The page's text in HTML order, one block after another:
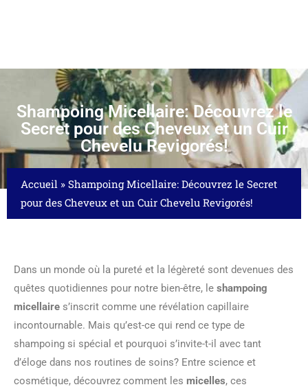
Shampoing Micellaire: Découvrez le
Secret pour des Cheveux et un Cuir
Chevelu Revigorés!
Accueil » Shampoing Micellaire: Découvrez le Secret
pour des Cheveux et un Cuir Chevelu Revigorés!
Dans un monde où la pureté et la légèreté sont devenues des
quêtes quotidiennes pour notre bien-être, le shampoing
micellaire s’inscrit comme une révélation capillaire
incontournable. Mais qu’est-ce qui rend ce type de
shampoing si spécial et pourquoi s’invite-t-il avec tant
d’éloge dans nos routines de soins? Entre science et
cosmétique, découvrez comment les micelles, ces